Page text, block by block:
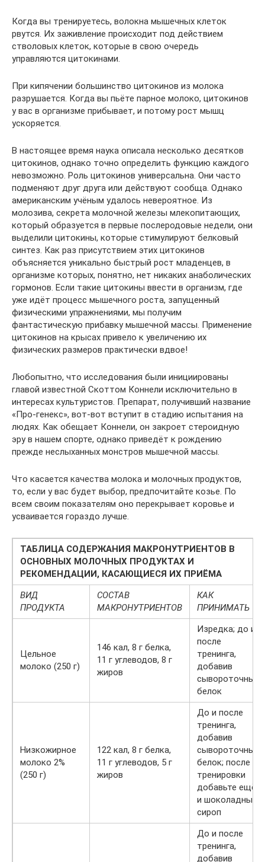
Когда вы тренируетесь, волокна мышечных клеток
рвутся. Их заживление происходит под действием
стволовых клеток, которые в свою очередь
управляются цитокинами.
При кипячении большинство цитокинов из молока
разрушается. Когда вы пьёте парное молоко, цитокинов
у вас в организме прибывает, и потому рост мышц
ускоряется.
В настоящее время наука описала несколько десятков
цитокинов, однако точно определить функцию каждого
невозможно. Роль цитокинов универсальна. Они часто
подменяют друг друга или действуют сообща. Однако
американским учёным удалось невероятное. Из
молозива, секрета молочной железы млекопитающих,
который образуется в первые послеродовые недели, они
выделили цитокины, которые стимулируют белковый
синтез. Как раз присутствием этих цитокинов
объясняется уникально быстрый рост младенцев, в
организме которых, понятно, нет никаких анаболических
гормонов. Если такие цитокины ввести в организм, где
уже идёт процесс мышечного роста, запущенный
физическими упражнениями, мы получим
фантастическую прибавку мышечной массы. Применение
цитокинов на крысах привело к увеличению их
физических размеров практически вдвое!
Любопытно, что исследования были инициированы
главой известной Скоттом Коннели исключительно в
интересах культуристов. Препарат, получивший название
«Про-генекс», вот-вот вступит в стадию испытания на
людях. Как обещает Коннели, он закроет стероидную
эру в нашем спорте, однако приведёт к рождению
прежде неслыханных монстров мышечной массы.
Что касается качества молока и молочных продуктов,
то, если у вас будет выбор, предпочитайте козье. По
всем своим показателям оно перекрывает коровье и
усваивается гораздо лучше.
ТАБЛИЦА СОДЕРЖАНИЯ МАКРОНУТРИЕНТОВ В
ОСНОВНЫХ МОЛОЧНЫХ ПРОДУКТАХ И
РЕКОМЕНДАЦИИ, КАСАЮЩИЕСЯ ИХ ПРИЁМА
ВИД
ПРОДУКТА
СОСТАВ
МАКРОНУТРИЕНТОВ
КАК
ПРИНИМАТЬ
Цельное
молоко (250 г)
146 кал, 8 г белка,
11 г углеводов, 8 г
жиров
Изредка; до и
после
тренинга,
добавив
сывороточный
белок
Низкожирное
молоко 2%
(250 г)
122 кал, 8 г белка,
11 г углеводов, 5 г
жиров
До и после
тренинга,
добавив
сывороточный
белок; после
тренировки
добавьте ещё
и шоколадный
сироп
До и после
тренинга,
добавив